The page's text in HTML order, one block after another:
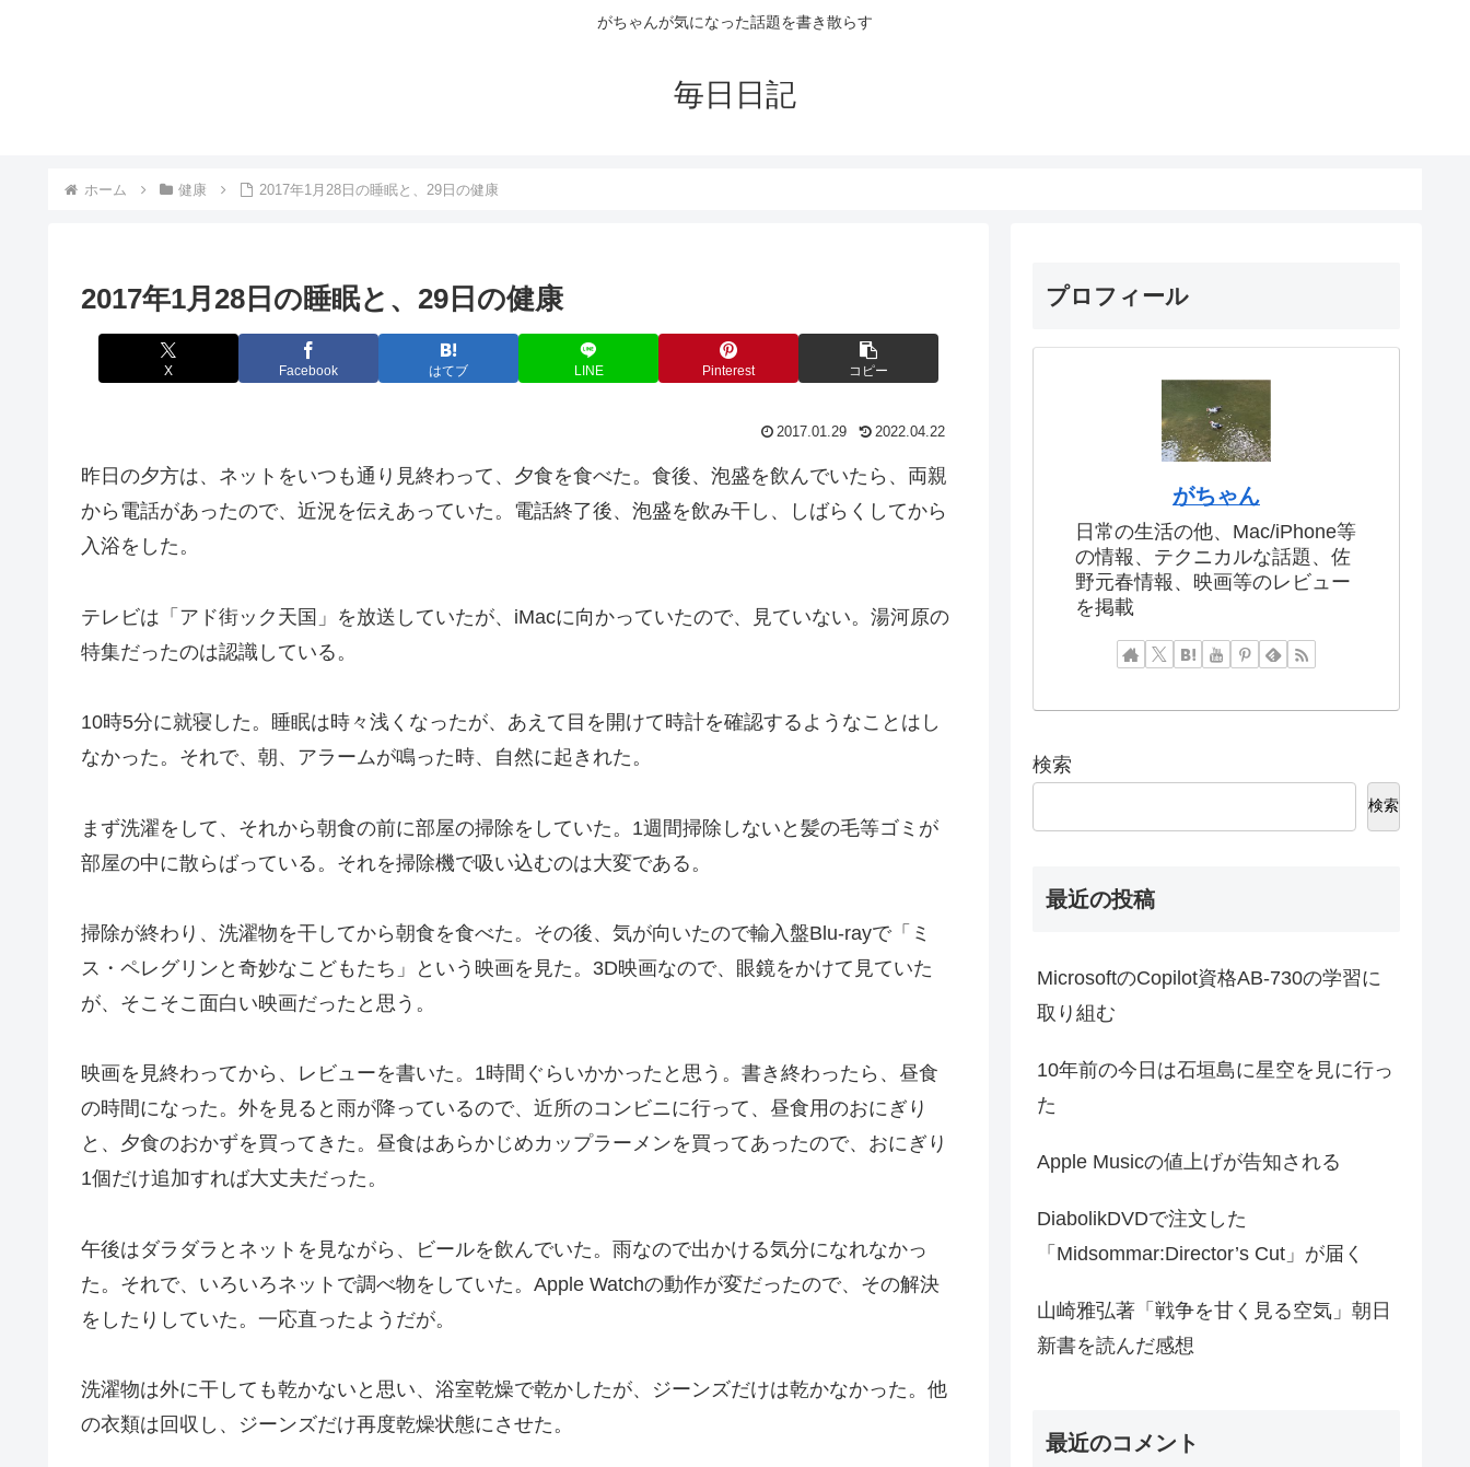
がちゃんが気になった話題を書き散らす
毎日日記
ホーム 健康 2017年1月28日の睡眠と、29日の健康
2017年1月28日の睡眠と、29日の健康
X Facebook はてブ LINE Pinterest コピー
2017.01.29 2022.04.22
昨日の夕方は、ネットをいつも通り見終わって、夕食を食べた。食後、泡盛を飲んでいたら、両親
から電話があったので、近況を伝えあっていた。電話終了後、泡盛を飲み干し、しばらくしてから
入浴をした。
テレビは「アド街ック天国」を放送していたが、iMacに向かっていたので、見ていない。湯河原の
特集だったのは認識している。
10時5分に就寝した。睡眠は時々浅くなったが、あえて目を開けて時計を確認するようなことはし
なかった。それで、朝、アラームが鳴った時、自然に起きれた。
まず洗濯をして、それから朝食の前に部屋の掃除をしていた。1週間掃除しないと髪の毛等ゴミが
部屋の中に散らばっている。それを掃除機で吸い込むのは大変である。
掃除が終わり、洗濯物を干してから朝食を食べた。その後、気が向いたので輸入盤Blu-rayで「ミ
ス・ペレグリンと奇妙なこどもたち」という映画を見た。3D映画なので、眼鏡をかけて見ていた
が、そこそこ面白い映画だったと思う。
映画を見終わってから、レビューを書いた。1時間ぐらいかかったと思う。書き終わったら、昼食
の時間になった。外を見ると雨が降っているので、近所のコンビニに行って、昼食用のおにぎり
と、夕食のおかずを買ってきた。昼食はあらかじめカップラーメンを買ってあったので、おにぎり
1個だけ追加すれば大丈夫だった。
午後はダラダラとネットを見ながら、ビールを飲んでいた。雨なので出かける気分になれなかっ
た。それで、いろいろネットで調べ物をしていた。Apple Watchの動作が変だったので、その解決
をしたりしていた。一応直ったようだが。
洗濯物は外に干しても乾かないと思い、浴室乾燥で乾かしたが、ジーンズだけは乾かなかった。他
の衣類は回収し、ジーンズだけ再度乾燥状態にさせた。
プロフィール
がちゃん
日常の生活の他、Mac/iPhone等
の情報、テクニカルな話題、佐
野元春情報、映画等のレビュー
を掲載
検索
検索
最近の投稿
MicrosoftのCopilot資格AB-730の学習に
取り組む
10年前の今日は石垣島に星空を見に行っ
た
Apple Musicの値上げが告知される
DiabolikDVDで注文した
「Midsommar:Director’s Cut」が届く
山崎雅弘著「戦争を甘く見る空気」朝日
新書を読んだ感想
最近のコメント